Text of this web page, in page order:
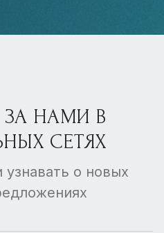
НАМИ В
СЕТЯХ
о новых